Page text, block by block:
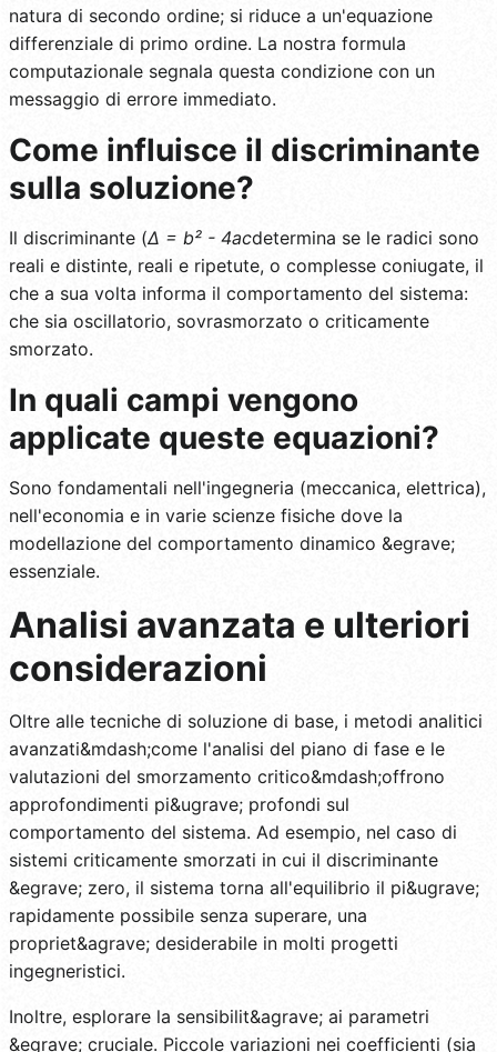
natura di secondo ordine; si riduce a un'equazione
differenziale di primo ordine. La nostra formula
computazionale segnala questa condizione con un
messaggio di errore immediato.
Come influisce il discriminante
sulla soluzione?
Il discriminante (Δ = b² - 4acdetermina se le radici sono
reali e distinte, reali e ripetute, o complesse coniugate, il
che a sua volta informa il comportamento del sistema:
che sia oscillatorio, sovrasmorzato o criticamente
smorzato.
In quali campi vengono
applicate queste equazioni?
Sono fondamentali nell'ingegneria (meccanica, elettrica),
nell'economia e in varie scienze fisiche dove la
modellazione del comportamento dinamico &egrave;
essenziale.
Analisi avanzata e ulteriori
considerazioni
Oltre alle tecniche di soluzione di base, i metodi analitici
avanzati&mdash;come l'analisi del piano di fase e le
valutazioni del smorzamento critico&mdash;offrono
approfondimenti pi&ugrave; profondi sul
comportamento del sistema. Ad esempio, nel caso di
sistemi criticamente smorzati in cui il discriminante
&egrave; zero, il sistema torna all'equilibrio il pi&ugrave;
rapidamente possibile senza superare, una
propriet&agrave; desiderabile in molti progetti
ingegneristici.
Inoltre, esplorare la sensibilit&agrave; ai parametri
&egrave; cruciale. Piccole variazioni nei coefficienti (sia